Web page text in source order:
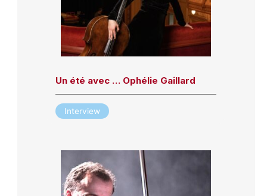
Un été avec … Ophélie Gaillard
Interview